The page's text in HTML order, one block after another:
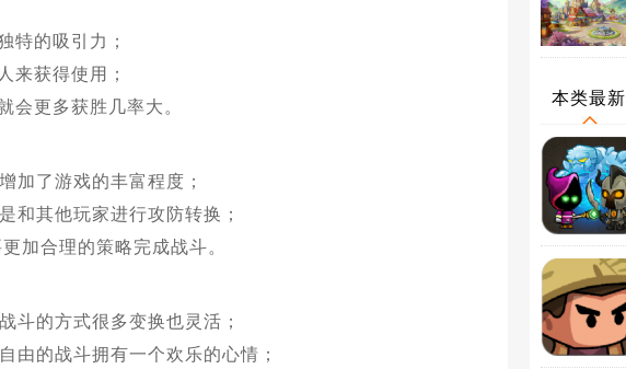
特的吸引力；
来获得使用；
会更多获胜几率大。
加了游戏的丰富程度；
和其他玩家进行攻防转换；
加合理的策略完成战斗。
斗的方式很多变换也灵活；
由的战斗拥有一个欢乐的心情；
本类最新